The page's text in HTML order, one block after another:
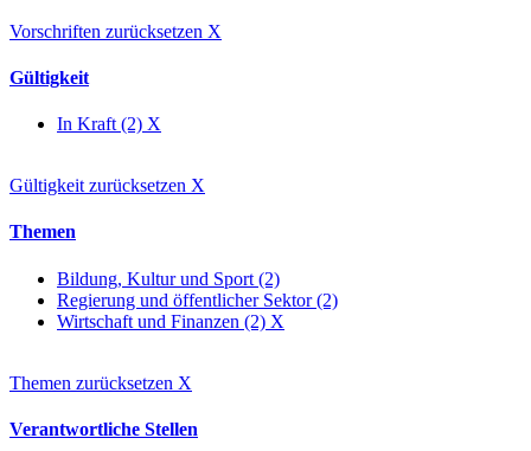
Vorschriften zurücksetzen X
Gültigkeit
In Kraft (2) X
Gültigkeit zurücksetzen X
Themen
Bildung, Kultur und Sport (2)
Regierung und öffentlicher Sektor (2)
Wirtschaft und Finanzen (2) X
Themen zurücksetzen X
Verantwortliche Stellen